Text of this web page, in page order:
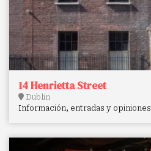
14 Henrietta Street
Dublin
Información, entradas y opiniones